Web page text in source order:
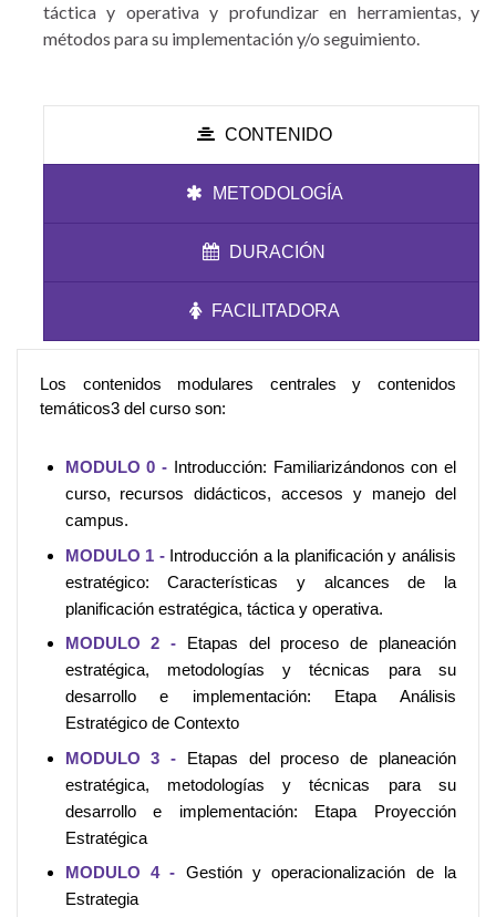
táctica y operativa y profundizar en herramientas, y
métodos para su implementación y/o seguimiento.
CONTENIDO
METODOLOGÍA
DURACIÓN
FACILITADORA
Los contenidos modulares centrales y contenidos
temáticos3 del curso son:
MODULO 0 - Introducción: Familiarizándonos con el
curso, recursos didácticos, accesos y manejo del
campus.
MODULO 1 -Introducción a la planificación y análisis
estratégico: Características y alcances de la
planificación estratégica, táctica y operativa.
MODULO 2 - Etapas del proceso de planeación
estratégica, metodologías y técnicas para su
desarrollo e implementación: Etapa Análisis
Estratégico de Contexto
MODULO 3 - Etapas del proceso de planeación
estratégica, metodologías y técnicas para su
desarrollo e implementación: Etapa Proyección
Estratégica
MODULO 4 - Gestión y operacionalización de la
Estrategia